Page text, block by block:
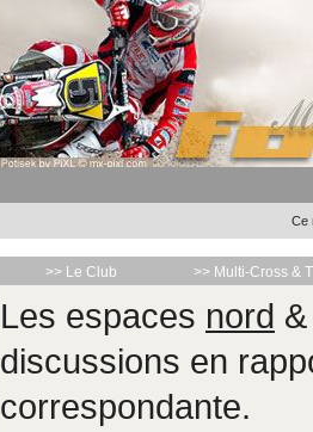
Ce
>> Le Club >> Multi-Cross &
Les espaces nord
discussions en
correspondante.